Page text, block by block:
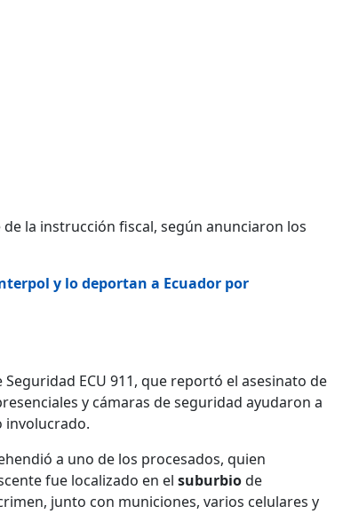
la instrucción fiscal, según anunciaron los
y lo deportan a Ecuador por
Seguridad ECU 911, que reportó el asesinato de
y cámaras de seguridad ayudaron a
involucrado.
a uno de los procesados, quien
fue localizado en el suburbiode
junto con municiones, varios celulares y